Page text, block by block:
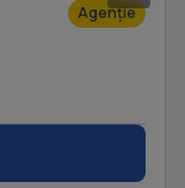
Agenție